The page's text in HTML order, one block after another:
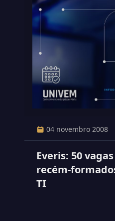
04 novembro 2008
Everis: 50
recém-
TI